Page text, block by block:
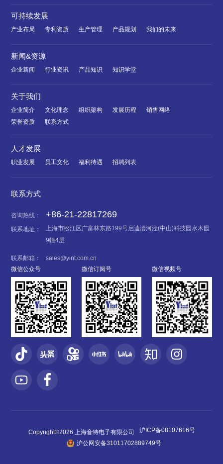
可持续发展
产业布局 专利资质 生产管理 产品规划 我们的未来
新闻&资源
企业新闻 行业资讯 产品知识 知识学堂
关于我们
企业简介 文化理念 组织架构 发展历程
销售网络
荣誉资质
联系方式
人才发展
职业发展 员工文化 福利待遇 招聘列表
联系方式
咨询热线： +86-21-22817269
联系地址：
上海市松江区广富林东路199号启迪漕河泾(中山)科技园水木园
9幢4层
联系邮箱：
sales@yint.com.cn
微信公众号
微信订阅号 微信视频号
Copyright©2026 上海音特电子有限公司
沪ICP备08107616号
沪公网安备31011702889749号